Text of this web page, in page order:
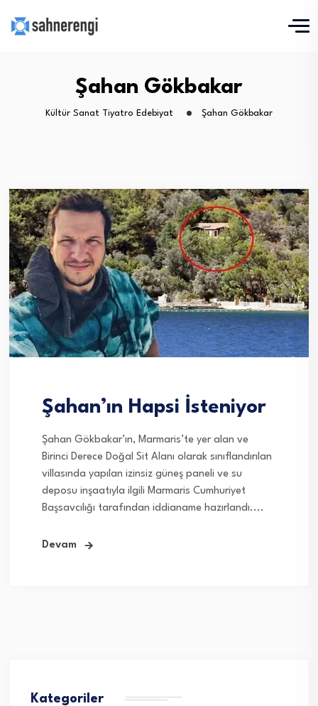
Şahan Gökbakar
Kültür Sanat Tiyatro Edebiyat Şahan Gökbakar
Şahan’ın Hapsi İsteniyor
Şahan Gökbakar’ın, Marmaris’te yer alan ve
Birinci Derece Doğal Sit Alanı olarak sınıflandırılan
villasında yapılan izinsiz güneş paneli ve su
deposu inşaatıyla ilgili Marmaris Cumhuriyet
Başsavcılığı tarafından iddianame hazırlandı....
Devam
Kategoriler